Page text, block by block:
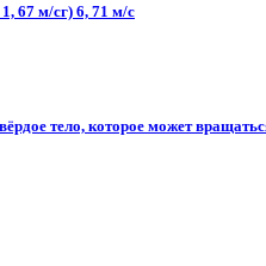
67 м/сг) 6, 71 м/с​
тело, которое может